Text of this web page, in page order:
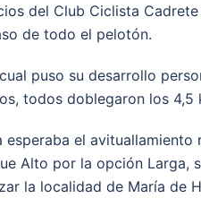
del Club Ciclista
de todo el pelotón.
puso su desarrollo
todos doblegaron los 4,5
esperaba el
Alto por la opción
la localidad de María de